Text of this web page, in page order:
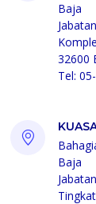
Baja
32600
Tel:
Baja